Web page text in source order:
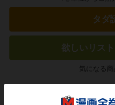
タダ
欲しいリス
気になる